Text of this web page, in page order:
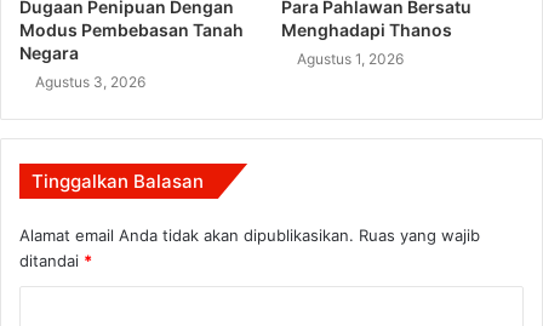
Dugaan Penipuan Dengan
Modus Pembebasan Tanah
Negara
Agustus 3, 2026
Para Pahlawan Bersatu
Menghadapi Thanos
Agustus 1, 2026
Tinggalkan Balasan
Alamat email Anda tidak akan dipublikasikan. Ruas yang wajib
ditandai *